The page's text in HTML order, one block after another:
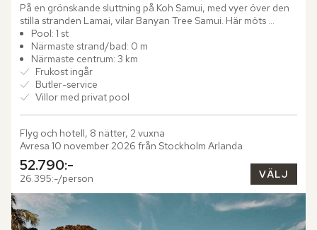
På en grönskande sluttning på Koh Samui, med vyer över den
stilla stranden Lamai, vilar Banyan Tree Samui. Här möts
tropisk lyx och avskildhet i en harmonisk helhet, något som...
Pool: 1 st
Närmaste strand/bad: 0 m
Närmaste centrum: 3 km
Frukost ingår
Butler-service
Villor med privat pool
Flyg och hotell, 8 nätter, 2 vuxna
Avresa 10 november 2026 från Stockholm Arlanda
52.790:-
26.395:-/person VÄLJ